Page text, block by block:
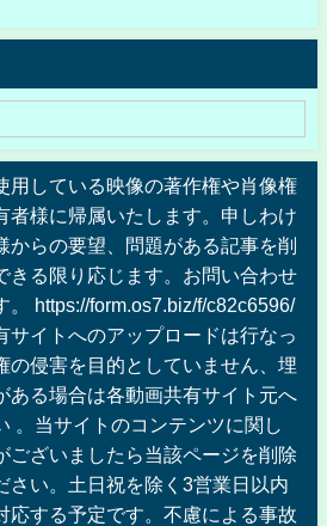
用している映像の著作権や肖像権
者様に帰属いたします。申しわけ
からの要望、問題がある記事を削
きる限り応じます。お問い合わせ
。 https://form.os7.biz/f/c82c6596/
サイトへのアップロードは行なっ
の侵害を目的としていません、埋
ある場合は各動画共有サイト元へ
。当サイトのコンテンツに関し
ございましたら当該ページを削除
さい。土日祝を除く3営業日以内
応する予定です。不慮による事故